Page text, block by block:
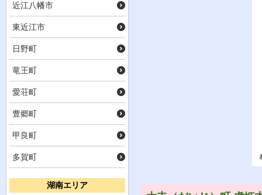
近江八幡市
東近江市
日野町
竜王町
愛荘町
豊郷町
甲良町
多賀町
湖南エリア